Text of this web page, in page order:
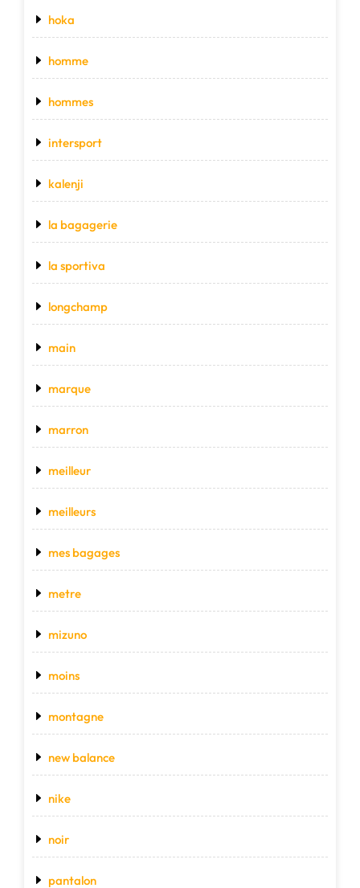
hoka
homme
hommes
intersport
kalenji
la bagagerie
la sportiva
longchamp
main
marque
marron
meilleur
meilleurs
mes bagages
metre
mizuno
moins
montagne
new balance
nike
noir
pantalon